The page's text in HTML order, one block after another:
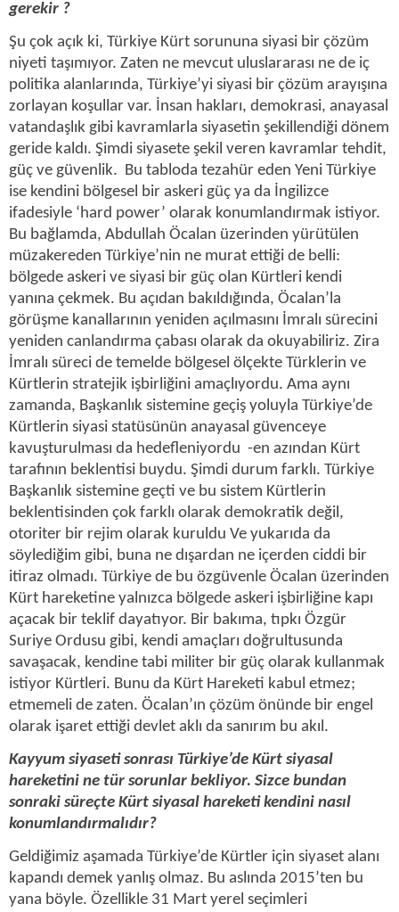
gerekir ?
Şu çok açık ki, Türkiye Kürt sorununa siyasi bir çözüm
niyeti taşımıyor. Zaten ne mevcut uluslararası ne de iç
politika alanlarında, Türkiye’yi siyasi bir çözüm arayışına
zorlayan koşullar var. İnsan hakları, demokrasi, anayasal
vatandaşlık gibi kavramlarla siyasetin şekillendiği dönem
geride kaldı. Şimdi siyasete şekil veren kavramlar tehdit,
güç ve güvenlik. Bu tabloda tezahür eden Yeni Türkiye
ise kendini bölgesel bir askeri güç ya da İngilizce
ifadesiyle ‘hard power’ olarak konumlandırmak istiyor.
Bu bağlamda, Abdullah Öcalan üzerinden yürütülen
müzakereden Türkiye’nin ne murat ettiği de belli:
bölgede askeri ve siyasi bir güç olan Kürtleri kendi
yanına çekmek. Bu açıdan bakıldığında, Öcalan’la
görüşme kanallarının yeniden açılmasını İmralı sürecini
yeniden canlandırma çabası olarak da okuyabiliriz. Zira
İmralı süreci de temelde bölgesel ölçekte Türklerin ve
Kürtlerin stratejik işbirliğini amaçlıyordu. Ama aynı
zamanda, Başkanlık sistemine geçiş yoluyla Türkiye’de
Kürtlerin siyasi statüsünün anayasal güvenceye
kavuşturulması da hedefleniyordu -en azından Kürt
tarafının beklentisi buydu. Şimdi durum farklı. Türkiye
Başkanlık sistemine geçti ve bu sistem Kürtlerin
beklentisinden çok farklı olarak demokratik değil,
otoriter bir rejim olarak kuruldu Ve yukarıda da
söylediğim gibi, buna ne dışardan ne içerden ciddi bir
itiraz olmadı. Türkiye de bu özgüvenle Öcalan üzerinden
Kürt hareketine yalnızca bölgede askeri işbirliğine kapı
açacak bir teklif dayatıyor. Bir bakıma, tıpkı Özgür
Suriye Ordusu gibi, kendi amaçları doğrultusunda
savaşacak, kendine tabi militer bir güç olarak kullanmak
istiyor Kürtleri. Bunu da Kürt Hareketi kabul etmez;
etmemeli de zaten. Öcalan’ın çözüm önünde bir engel
olarak işaret ettiği devlet aklı da sanırım bu akıl.
Kayyum siyaseti sonrası Türkiye’de Kürt siyasal
hareketini ne tür sorunlar bekliyor. Sizce bundan
sonraki süreçte Kürt siyasal hareketi kendini nasıl
konumlandırmalıdır?
Geldiğimiz aşamada Türkiye’de Kürtler için siyaset alanı
kapandı demek yanlış olmaz. Bu aslında 2015’ten bu
yana böyle. Özellikle 31 Mart yerel seçimleri